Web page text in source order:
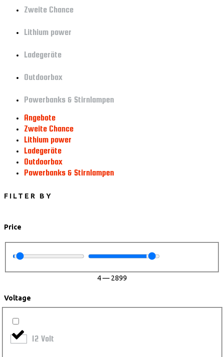
Zweite Chance
Lithium power
Ladegeräte
Outdoorbox
Powerbanks & Stirnlampen
Angebote
Zweite Chance
Lithium power
Ladegeräte
Outdoorbox
Powerbanks & Stirnlampen
FILTER BY
Price
4— 2899
Voltage
12 Volt